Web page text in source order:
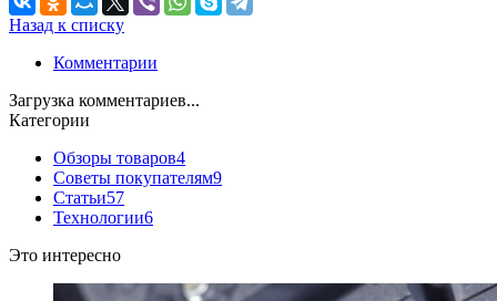
Назад к списку
Комментарии
Загрузка комментариев...
Категории
Обзоры товаров4
Советы покупателям9
Статьи57
Технологии6
Это интересно